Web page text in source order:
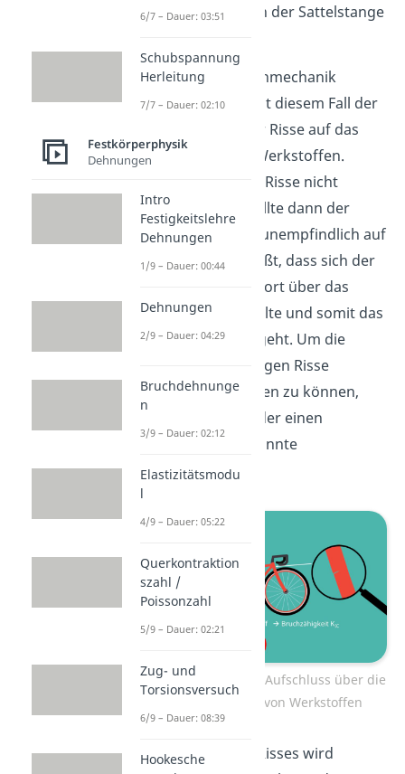
ist, da du einen Riss in der Sattelstange
Die sogenannte Bruchmechanik
befasst sich genau mit diesem Fall der
Auswirkung einzelner Risse auf das
Bruchverhalten von Werkstoffen.
Manchmal kann man Risse nicht
vermeiden, jedoch sollte dann der
Werkstoff möglichst unempfindlich auf
sie reagieren. Das heißt, dass sich der
kleinste Riss nicht sofort über das
Bauteil ausbreiten sollte und somit das
Werkstück zu Bruch geht. Um die
Unempfindlichkeit gegen Risse
quantitativ beschreiben zu können,
gibt es auch hier wieder einen
Kennwert, die sogenannte
Bruchzähigkeit KIC
Die Bruchzähigkeit gibt Aufschluss über die
Rissempfindlichkeit von Werkstoffen
Zum Wachsen eines Risses wird
6/7 – Dauer: 03:51
Schubspannung
Herleitung
7/7 – Dauer: 02:10
Festkörperphysik
Dehnungen
Intro
Festigkeitslehre
Dehnungen
1/9 – Dauer: 00:44
Dehnungen
2/9 – Dauer: 04:29
Bruchdehnunge
n
3/9 – Dauer: 02:12
Elastizitätsmodu
l
4/9 – Dauer: 05:22
Querkontraktion
szahl /
Poissonzahl
5/9 – Dauer: 02:21
Zug- und
Torsionsversuch
6/9 – Dauer: 08:39
Hookesche